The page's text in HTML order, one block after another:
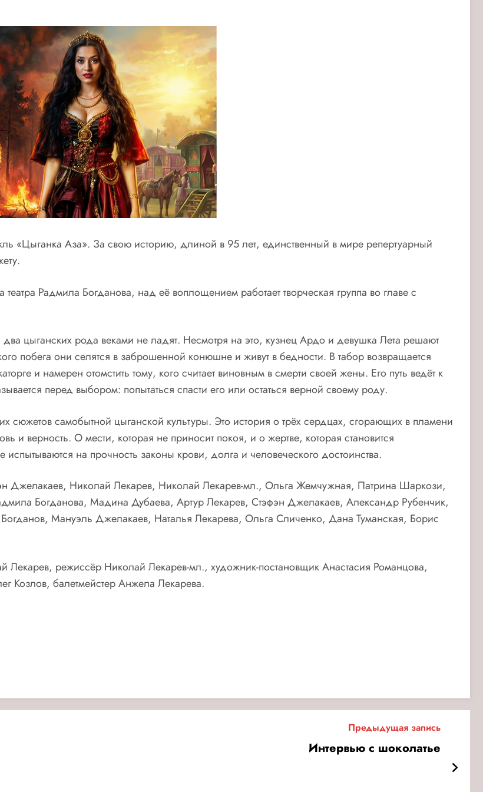
«Цыганка Аза». За свою историю, длиной в 95 лет, единственный в мире репертуарный
Радмила Богданова, над её воплощением работает творческая группа во главе с
два цыганских рода веками не ладят. Несмотря на это, кузнец Ардо и девушка Лета решают
побега они селятся в заброшенной конюшне и живут в бедности. В табор возвращается
и намерен отомстить тому, кого считает виновным в смерти своей жены. Его путь ведёт к
перед выбором: попытаться спасти его или остаться верной своему роду.
сюжетов самобытной цыганской культуры. Это история о трёх сердцах, сгорающих в пламени
и верность. О мести, которая не приносит покоя, и о жертве, которая становится
на прочность законы крови, долга и человеческого достоинства.
Джелакаев, Николай Лекарев, Николай Лекарев-мл., Ольга Жемчужная, Патрина Шаркози,
Богданова, Мадина Дубаева, Артур Лекарев, Стэфэн Джелакаев, Александр Рубенчик,
Мануэль Джелакаев, Наталья Лекарева, Ольга Сличенко, Дана Туманская, Борис
Лекарев, режиссёр Николай Лекарев-мл., художник-постановщик Анастасия Романцова,
Козлов, балетмейстер Анжела Лекарева.
Предыдущая запись
Интервью с шоколатье